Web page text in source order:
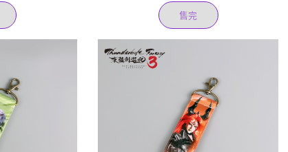
飾-殺無生
售完